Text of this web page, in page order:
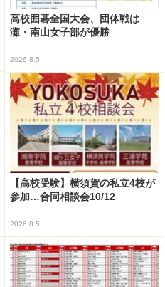
高校囲碁全国大会、団体戦は
灘・南山女子部が優勝
2026.8.5
【高校受験】横須賀の私立4校が
参加…合同相談会10/12
2026.8.5